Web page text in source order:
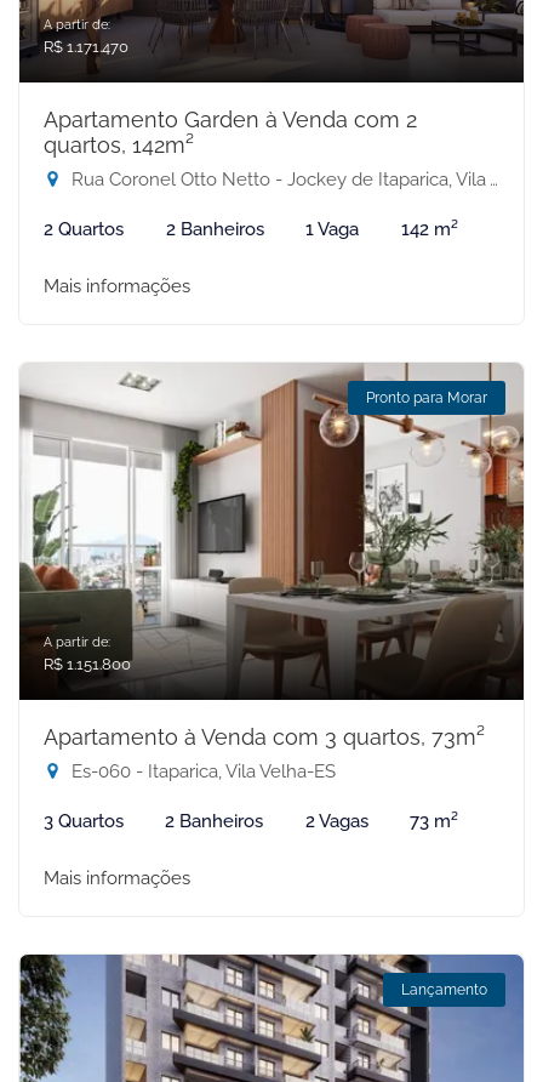
A partir de:
R$ 1.171.470
Apartamento Garden à Venda com 2
quartos, 142m²
Rua Coronel Otto Netto - Jockey de Itaparica, Vila Velha-ES
2 Quartos 2 Banheiros 1 Vaga 142 m²
Mais informações
Pronto para Morar
A partir de:
R$ 1.151.800
Apartamento à Venda com 3 quartos, 73m²
Es-060 - Itaparica, Vila Velha-ES
3 Quartos 2 Banheiros 2 Vagas 73 m²
Mais informações
Lançamento